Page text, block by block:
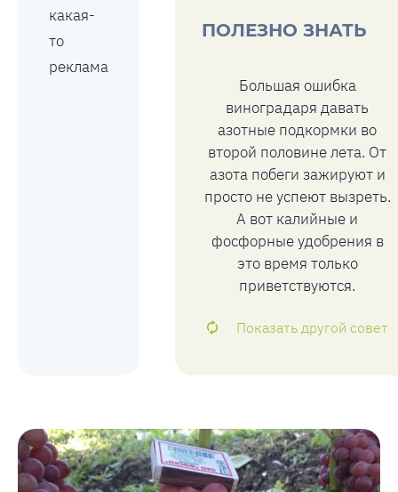
какая-
то
реклама
ПОЛЕЗНО ЗНАТЬ
Большая ошибка
виноградаря давать
азотные подкормки во
второй половине лета. От
азота побеги зажируют и
просто не успеют вызреть.
А вот калийные и
фосфорные удобрения в
это время только
приветствуются.
Показать другой совет